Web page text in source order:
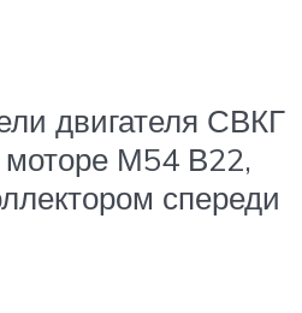
двигателя СВКГ
моторе М54 В22,
спереди